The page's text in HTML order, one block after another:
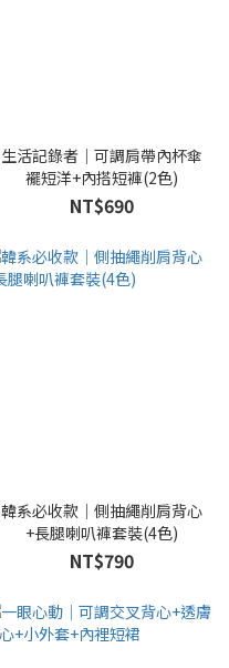
生活記錄者｜可調肩帶內杯傘
襬短洋+內搭短褲(2色)
NT$690
韓系必收款｜側抽繩削肩背心
+長腿喇叭褲套裝(4色)
NT$790